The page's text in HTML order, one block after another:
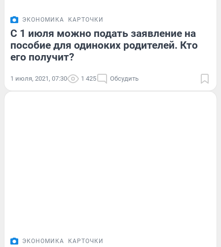
ЭКОНОМИКА КАРТОЧКИ
С 1 июля можно подать заявление на
пособие для одиноких родителей. Кто
его получит?
1 июля, 2021, 07:30 1 425 Обсудить
ЭКОНОМИКА КАРТОЧКИ